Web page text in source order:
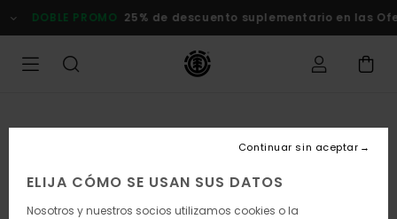
la
DOBLE PROMO 25% de descuento suplementario en las
ELIJA CÓMO SE USAN SUS DATOS
Nosotros y nuestros socios utilizamos cookies o la
Continuar sin aceptar